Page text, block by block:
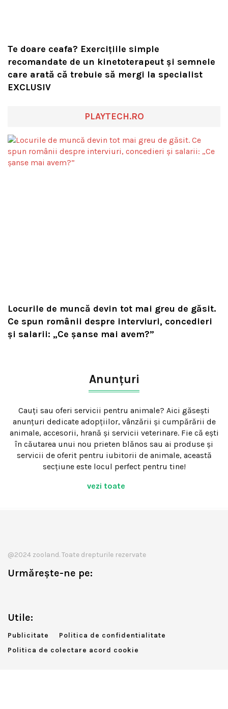
Te doare ceafa? Exercițiile simple
recomandate de un kinetoterapeut și semnele
care arată că trebuie să mergi la specialist
EXCLUSIV
PLAYTECH.RO
Locurile de muncă devin tot mai greu de găsit.
Ce spun românii despre interviuri, concedieri
și salarii: „Ce șanse mai avem?”
Anunțuri
Cauți sau oferi servicii pentru animale? Aici găsești
anunțuri dedicate adopțiilor, vânzării și cumpărării de
animale, accesorii, hrană și servicii veterinare. Fie că ești
în căutarea unui nou prieten blănos sau ai produse și
servicii de oferit pentru iubitorii de animale, această
secțiune este locul perfect pentru tine!
vezi toate
@2024 zooland. Toate drepturile rezervate
Urmărește-ne pe:
Utile:
Publicitate
Politica de confidentialitate
Politica de colectare acord cookie